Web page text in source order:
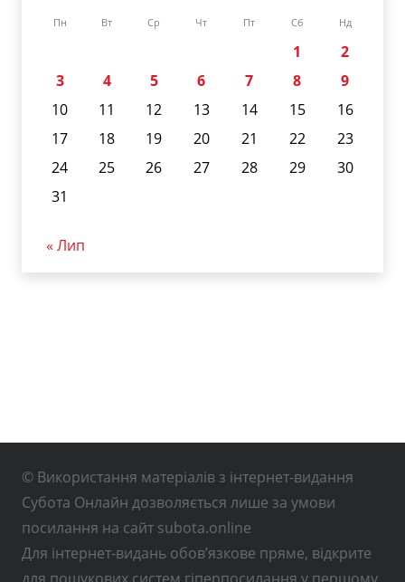
Пн Вт Ср Чт Пт Сб Нд
1
2
3
4 5 6 7 8
9
10
11 12 13 14 15
16
17
18 19 20 21 22
23
24
25 26 27 28 29
30
31
« Лип
© Використання матеріалів з інтернет-видання
Субота Онлайн дозволяється лише за умови
посилання на сайт subota.online
Для інтернет-видань обов’язкове пряме, відкрите
для пошукових систем гіперпосилання у першому